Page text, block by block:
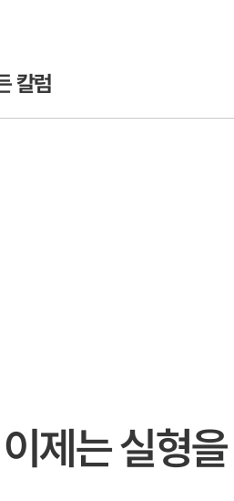
칼럼
제는 실형